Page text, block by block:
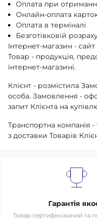
Оплата при
Онлайн-оплата
Оплата в терміналі
Безготівковій
Інтернет-магазин -
Товар - продукція,
інтернет-магазині.
Клієнт - розмістила
особа. Замовлення -
запит Клієнта на
Транспортна компанія
з доставки Товарів
Гарантія
Товар сертифікований та